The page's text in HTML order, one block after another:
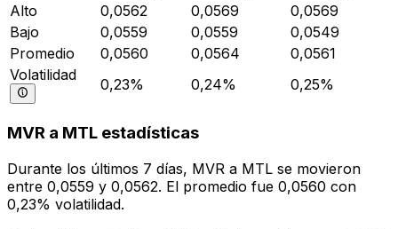
Alto
0,0562 0,0569
0,0569
Bajo
0,0559 0,0559
0,0549
Promedio
0,0560 0,0564
0,0561
Volatilidad
0,23% 0,24% 0,25%
MVR a MTL estadísticas
Durante los últimos 7 días, MVR a MTL se movieron
entre 0,0559 y 0,0562. El promedio fue 0,0560 con
0,23% volatilidad.